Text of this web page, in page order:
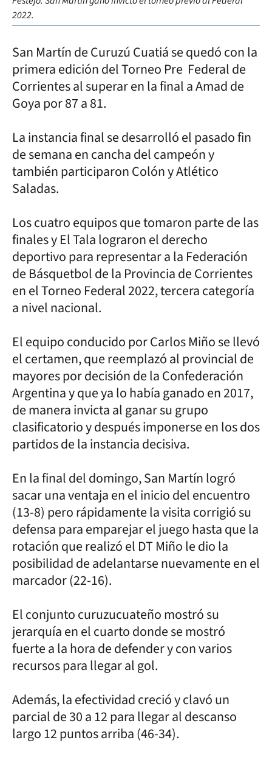
2022.
San Martín de Curuzú Cuatiá se quedó con la
primera edición del Torneo Pre Federal de
Corrientes al superar en la final a Amad de
Goya por 87 a 81.
La instancia final se desarrolló el pasado fin
de semana en cancha del campeón y
también participaron Colón y Atlético
Saladas.
Los cuatro equipos que tomaron parte de las
finales y El Tala lograron el derecho
deportivo para representar a la Federación
de Básquetbol de la Provincia de Corrientes
en el Torneo Federal 2022, tercera categoría
a nivel nacional.
El equipo conducido por Carlos Miño se llevó
el certamen, que reemplazó al provincial de
mayores por decisión de la Confederación
Argentina y que ya lo había ganado en 2017,
de manera invicta al ganar su grupo
clasificatorio y después imponerse en los dos
partidos de la instancia decisiva.
En la final del domingo, San Martín logró
sacar una ventaja en el inicio del encuentro
(13-8) pero rápidamente la visita corrigió su
defensa para emparejar el juego hasta que la
rotación que realizó el DT Miño le dio la
posibilidad de adelantarse nuevamente en el
marcador (22-16).
El conjunto curuzucuateño mostró su
jerarquía en el cuarto donde se mostró
fuerte a la hora de defender y con varios
recursos para llegar al gol.
Además, la efectividad creció y clavó un
parcial de 30 a 12 para llegar al descanso
largo 12 puntos arriba (46-34).